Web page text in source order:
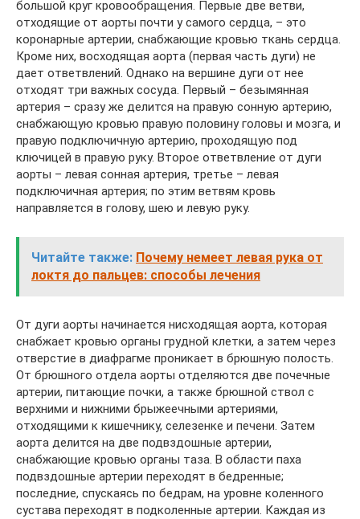
большой круг кровообращения. Первые две ветви,
отходящие от аорты почти у самого сердца, – это
коронарные артерии, снабжающие кровью ткань сердца.
Кроме них, восходящая аорта (первая часть дуги) не
дает ответвлений. Однако на вершине дуги от нее
отходят три важных сосуда. Первый – безымянная
артерия – сразу же делится на правую сонную артерию,
снабжающую кровью правую половину головы и мозга, и
правую подключичную артерию, проходящую под
ключицей в правую руку. Второе ответвление от дуги
аорты – левая сонная артерия, третье – левая
подключичная артерия; по этим ветвям кровь
направляется в голову, шею и левую руку.
Читайте также: Почему немеет левая рука от
локтя до пальцев: способы лечения
От дуги аорты начинается нисходящая аорта, которая
снабжает кровью органы грудной клетки, а затем через
отверстие в диафрагме проникает в брюшную полость.
От брюшного отдела аорты отделяются две почечные
артерии, питающие почки, а также брюшной ствол с
верхними и нижними брыжеечными артериями,
отходящими к кишечнику, селезенке и печени. Затем
аорта делится на две подвздошные артерии,
снабжающие кровью органы таза. В области паха
подвздошные артерии переходят в бедренные;
последние, спускаясь по бедрам, на уровне коленного
сустава переходят в подколенные артерии. Каждая из